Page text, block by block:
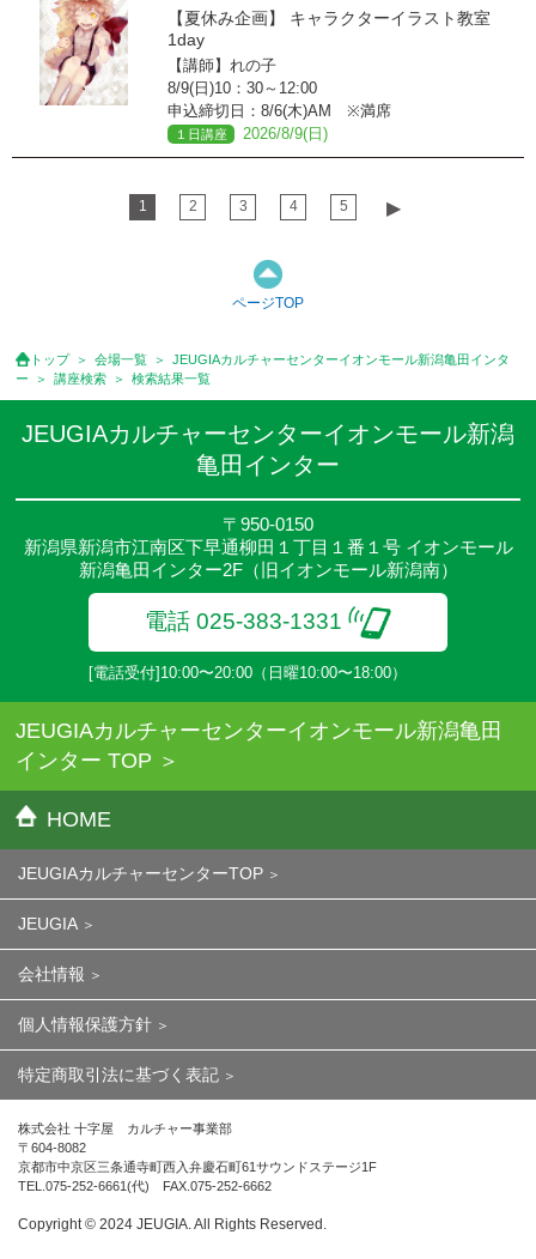
【夏休み企画】 キャラクターイラスト教室
1day
【講師】れの子
8/9(日)10：30～12:00
申込締切日：8/6(木)AM ※満席
１日講座 2026/8/9(日)
1 2 3 4 5 ▶︎
ページTOP
トップ 会場一覧
JEUGIAカルチャーセンターイオンモール新潟亀田インタ
ー
講座検索 検索結果一覧
JEUGIAカルチャーセンターイオンモール新潟
亀田インター
〒950-0150
新潟県新潟市江南区下早通柳田１丁目１番１号 イオンモール
新潟亀田インター2F（旧イオンモール新潟南）
電話 025-383-1331
[電話受付]10:00〜20:00（日曜10:00〜18:00）
JEUGIAカルチャーセンターイオンモール新潟亀田
インター TOP
HOME
JEUGIAカルチャーセンターTOP
JEUGIA
会社情報
個人情報保護方針
特定商取引法に基づく表記
株式会社 十字屋 カルチャー事業部
〒604-8082
京都市中京区三条通寺町西入弁慶石町61サウンドステージ1F
TEL.075-252-6661(代) FAX.075-252-6662
Copyright ©︎ 2024 JEUGIA. All Rights Reserved.